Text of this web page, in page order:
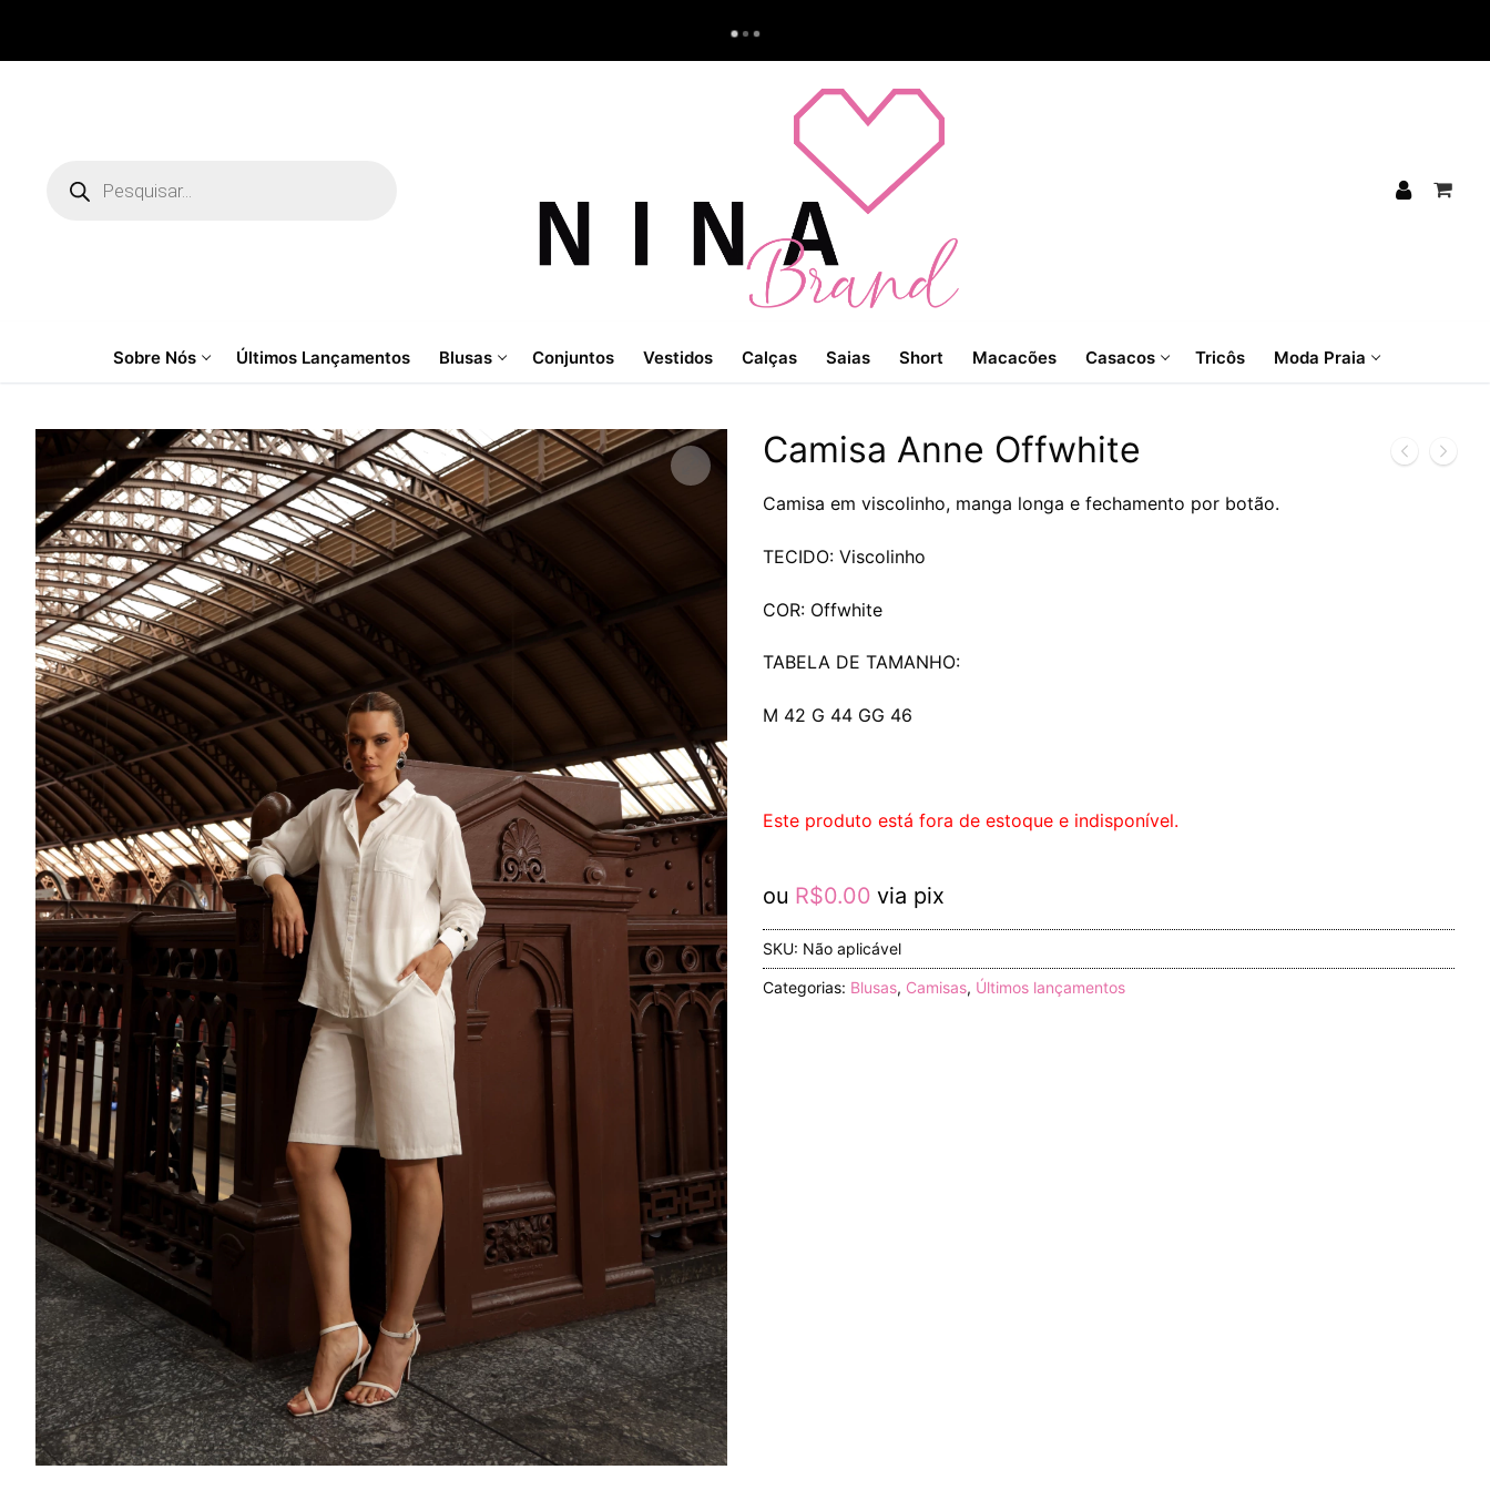
produtos
Sobre Nós Últimos Lançamentos Blusas Conjuntos Vestidos Calças Saias Short Macacões Casacos Tricôs Moda Praia
Camisa Anne Offwhite
Camisa em viscolinho, manga longa e fechamento por botão.
TECIDO: Viscolinho
COR: Offwhite
TABELA DE TAMANHO:
M 42 G 44 GG 46
Este produto está fora de estoque e indisponível.
ou R$0.00 via pix
SKU: Não aplicável
Categorias: Blusas, Camisas, Últimos lançamentos